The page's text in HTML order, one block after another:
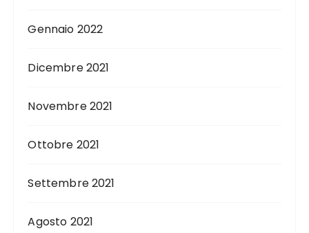
Gennaio 2022
Dicembre 2021
Novembre 2021
Ottobre 2021
Settembre 2021
Agosto 2021